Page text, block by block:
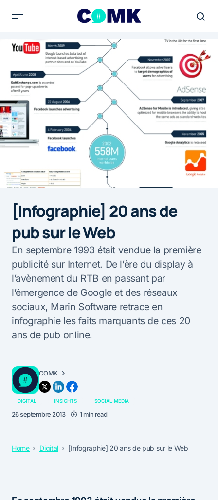
[Infographie] 20 ans de
pub sur le Web
En septembre 1993 était vendue la première
publicité sur Internet. De l’ère du display à
l’avènement du RTB en passant par
l’émergence de Google et des réseaux
sociaux, Marin Software retrace en
infographie les faits marquants de ces 20
ans de pub online.
COMK
DIGITAL INSIGHTS SOCIAL MEDIA
26 septembre 2013 1 min read
Home Digital [Infographie] 20 ans de pub sur le Web